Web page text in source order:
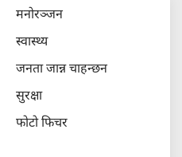
मनोरञ्जन
स्वास्थ्य
जनता जान्न चाहन्छन
सुरक्षा
फोटो फिचर